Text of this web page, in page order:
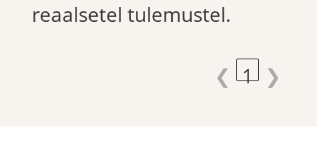
reaalsetel tulemustel.
❮ 1 ❯